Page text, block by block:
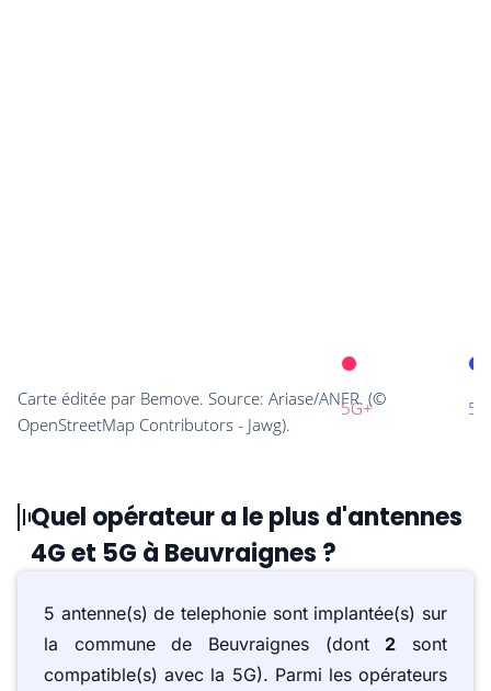
Quel opérateur a le plus d'antennes
4G et 5G à Beuvraignes ?
5 antenne(s) de telephonie sont implantée(s) sur
la commune de Beuvraignes (dont 2 sont
compatible(s) avec la 5G). Parmi les opérateurs